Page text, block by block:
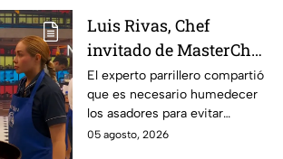
Luis Rivas, Chef
invitado de MasterChef
24/7 destaca la
importancia del agua
para la preparación de
cualquier asado
El experto parrillero compartió
que es necesario humedecer
los asadores para evitar
accidentes
05 agosto, 2026